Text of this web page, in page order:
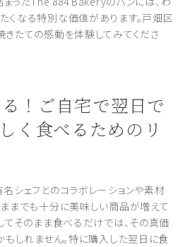
くなる特別な価値があります。戸畑区
きたての感動を体験してみてくださ
！ご自宅で翌日で
く食べるためのリ
シェフとのコラボレーションや素材
ままでも十分に美味しい商品が増えて
てそのまま食べるだけでは、その真価
しれません。特に購入した翌日に食